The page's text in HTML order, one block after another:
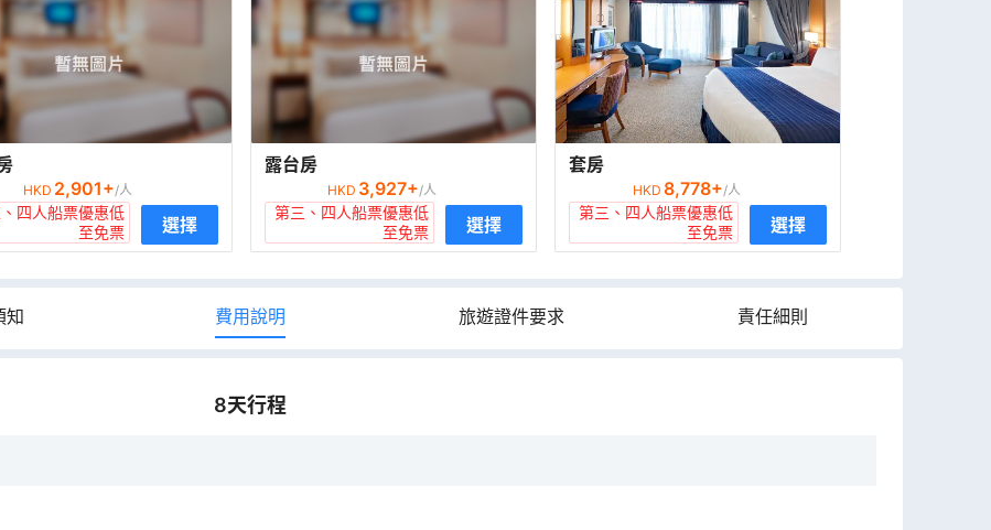
HKD 2,901+/人
四人船票優惠低
至免票
選擇
露台房
HKD 3,927+/人
第三、四人船票優惠低
至免票
選擇
套房
HKD 8,778+/人
第三、四人船票優惠低
至免票
選擇
知 費用說明 旅遊證件要求 責任細則
8天行程